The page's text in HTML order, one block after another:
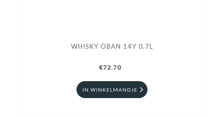
WHISKY OBAN 14Y 0.7L
€72.70
IN WINKELMANDJE